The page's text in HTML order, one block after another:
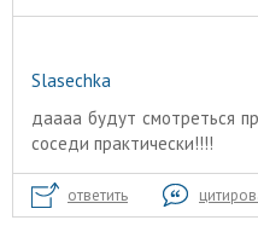
Slasechka
даааа будут смотреться
соседи практически!!!!
ответить